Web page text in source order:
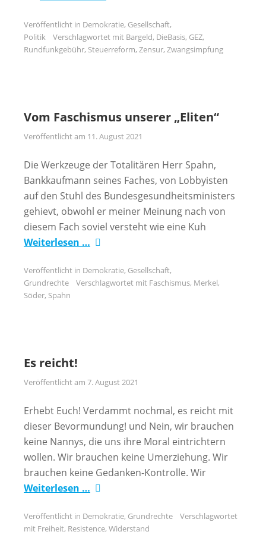
Veröffentlicht in Demokratie, Gesellschaft,
Politik
Verschlagwortet mit Bargeld, DieBasis, GEZ,
Rundfunkgebühr, Steuerreform, Zensur, Zwangsimpfung
Vom Faschismus unserer „Eliten“
Veröffentlicht am 11. August 2021
Die Werkzeuge der Totalitären Herr Spahn,
Bankkaufmann seines Faches, von Lobbyisten
auf den Stuhl des Bundesgesundheitsministers
gehievt, obwohl er meiner Meinung nach von
diesem Fach soviel versteht wie eine Kuh
Weiterlesen …
Veröffentlicht in Demokratie, Gesellschaft,
Grundrechte
Verschlagwortet mit Faschismus, Merkel,
Söder, Spahn
Es reicht!
Veröffentlicht am 7. August 2021
Erhebt Euch! Verdammt nochmal, es reicht mit
dieser Bevormundung! und Nein, wir brauchen
keine Nannys, die uns ihre Moral eintrichtern
wollen. Wir brauchen keine Umerziehung. Wir
brauchen keine Gedanken-Kontrolle. Wir
Weiterlesen …
Veröffentlicht in Demokratie, Grundrechte
Verschlagwortet
mit Freiheit, Resistence, Widerstand